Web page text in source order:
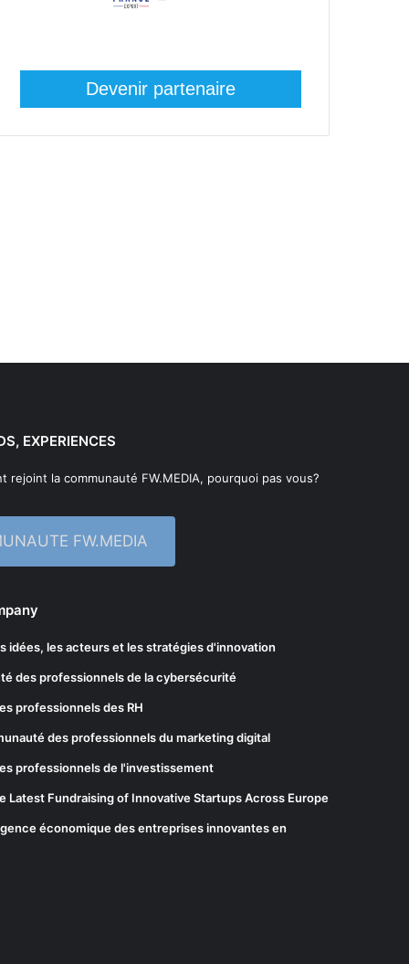
Devenir partenaire
EXPERIENCES
rejoint la communauté FW.MEDIA, pourquoi pas vous?
FW.MEDIA
idées, les acteurs et les stratégies d'innovation
des professionnels de la cybersécurité
professionnels des RH
des professionnels du marketing digital
professionnels de l'investissement
Latest Fundraising of Innovative Startups Across Europe
économique des entreprises innovantes en